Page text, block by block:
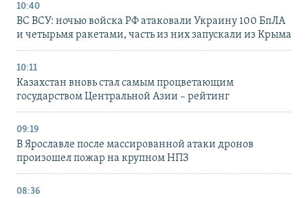
10:40
ВС ВСУ: ночью войска РФ атаковали Украину 100 БпЛА
и четырьмя ракетами, часть из них запускали из Крыма
10:11
Казахстан вновь стал самым процветающим
государством Центральной Азии – рейтинг
09:19
В Ярославле после массированной атаки дронов
произошел пожар на крупном НПЗ
08:36